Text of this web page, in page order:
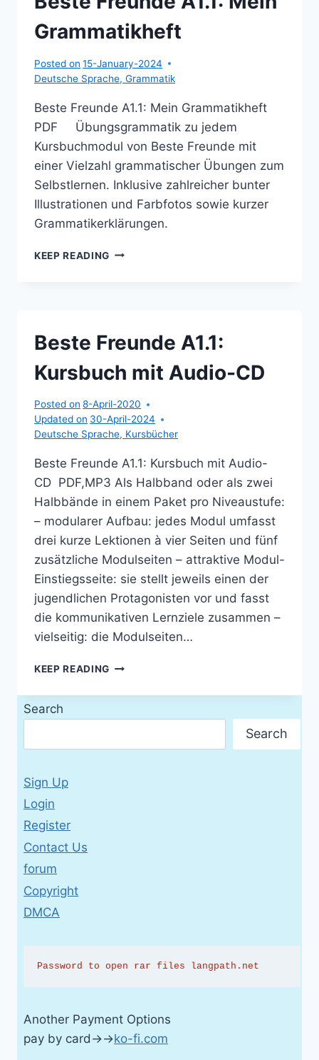
Grammatikheft
Posted on 15-January-2024
Deutsche Sprache, Grammatik
Beste Freunde A1.1: Mein Grammatikheft
PDF Übungsgrammatik zu jedem
Kursbuchmodul von Beste Freunde mit
einer Vielzahl grammatischer Übungen zum
Selbstlernen. Inklusive zahlreicher bunter
Illustrationen und Farbfotos sowie kurzer
Grammatikerklärungen.
KEEP READING BESTE
Beste Freunde A1.1:
Kursbuch mit Audio-CD
Posted on 8-April-2020
Updated on 30-April-2024
Deutsche Sprache, Kursbücher
Beste Freunde A1.1: Kursbuch mit Audio-
CD PDF,MP3 Als Halbband oder als zwei
Halbbände in einem Paket pro Niveaustufe:
– modularer Aufbau: jedes Modul umfasst
drei kurze Lektionen à vier Seiten und fünf
zusätzliche Modulseiten – attraktive Modul-
Einstiegsseite: sie stellt jeweils einen der
jugendlichen Protagonisten vor und fasst
die kommunikativen Lernziele zusammen –
vielseitig: die Modulseiten…
KEEP READING BESTE
A1.1:
Search
Search
Sign Up
Login
Register
Contact Us
forum
Copyright
DMCA
Password to open rar files langpath.net
Another Payment Options
pay by card→→ko-fi.com